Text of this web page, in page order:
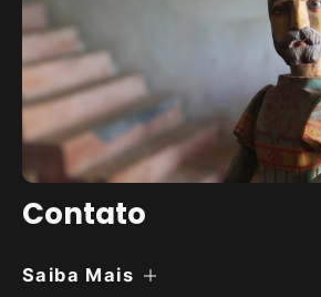
Contato
Saiba Mais